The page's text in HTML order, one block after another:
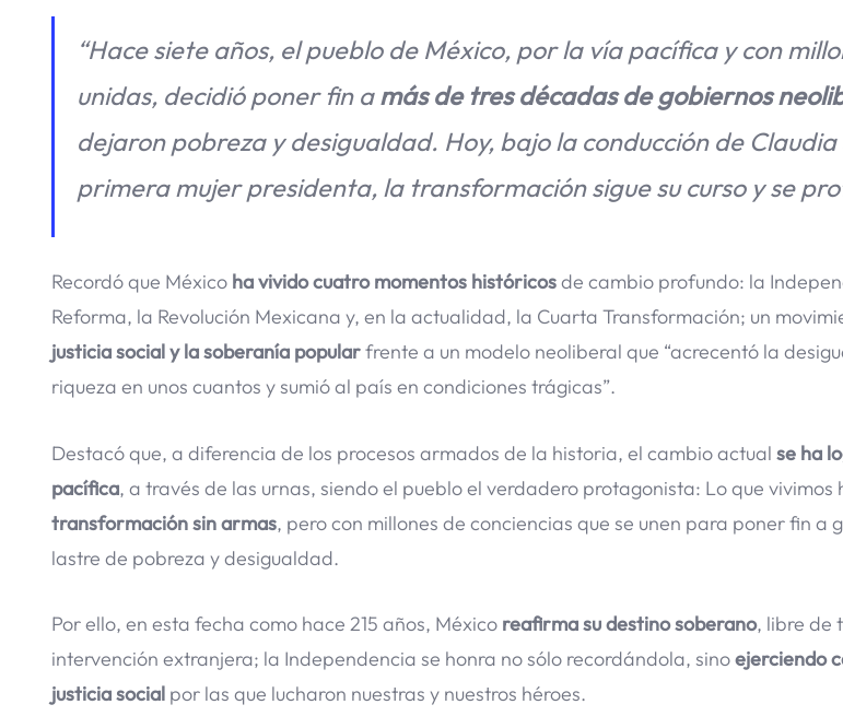
“Hace siete años, el pueblo de México, por la vía pacífica y con
unidas, decidió poner fin amás de tres décadas de gobiernos
dejaron pobreza y desigualdad. Hoy, bajo la conducción de
primera mujer presidenta, la transformación sigue su curso y se
Recordó que México ha vivido cuatro momentos históricosde cambio profundo: la
Reforma, la Revolución Mexicana y, en la actualidad, la Cuarta Transformación; un
justicia social y la soberanía popularfrente a un modelo neoliberal que “acrecentó la
riqueza en unos cuantos y sumió al país en condiciones trágicas”.
Destacó que, a diferencia de los procesos armados de la historia, el cambio actual se ha
pacífica, a través de las urnas, siendo el pueblo el verdadero protagonista: Lo que vivimos
transformación sin armas, pero con millones de conciencias que se unen para poner fin a
lastre de pobreza y desigualdad.
Por ello, en esta fecha como hace 215 años, México reafirma su destino soberano, libre de
intervención extranjera; la Independencia se honra no sólo recordándola, sinoejerciendo
justicia social por las que lucharon nuestras y nuestros héroes.